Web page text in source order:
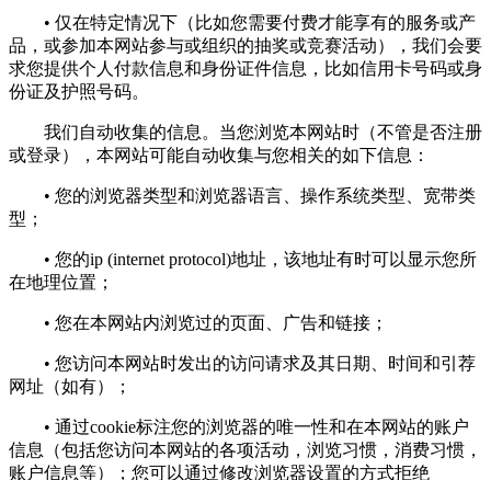
• 仅在特定情况下（比如您需要付费才能享有的服务或产
品，或参加本网站参与或组织的抽奖或竞赛活动），我们会要
求您提供个人付款信息和身份证件信息，比如信用卡号码或身
份证及护照号码。
我们自动收集的信息。当您浏览本网站时（不管是否注册
或登录），本网站可能自动收集与您相关的如下信息：
• 您的浏览器类型和浏览器语言、操作系统类型、宽带类
型；
• 您的ip (internet protocol)地址，该地址有时可以显示您所
在地理位置；
• 您在本网站内浏览过的页面、广告和链接；
• 您访问本网站时发出的访问请求及其日期、时间和引荐
网址（如有）；
• 通过cookie标注您的浏览器的唯一性和在本网站的账户
信息（包括您访问本网站的各项活动，浏览习惯，消费习惯，
账户信息等）；您可以通过修改浏览器设置的方式拒绝